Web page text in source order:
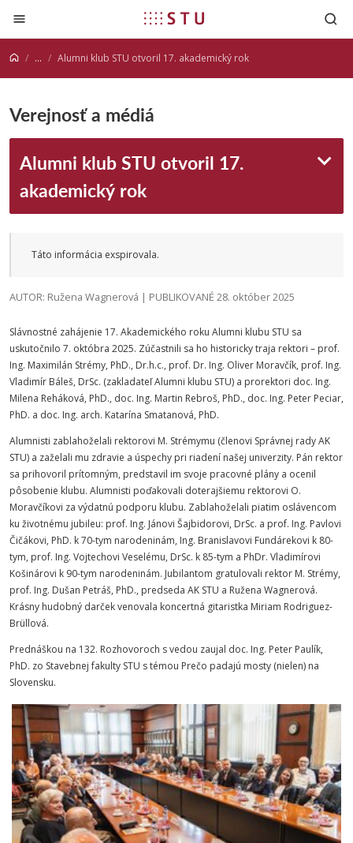
Prejsť na obsah
... Alumni klub STU otvoril 17. akademický rok
Verejnosť a médiá
Alumni klub STU otvoril 17.
akademický rok
Táto informácia exspirovala.
AUTOR: Ružena Wagnerová | PUBLIKOVANÉ 28. október 2025
Slávnostné zahájenie 17. Akademického roku Alumni klubu STU sa
uskutočnilo 7. októbra 2025. Zúčastnili sa ho historicky traja rektori – prof.
Ing. Maximilán Strémy, PhD., Dr.h.c., prof. Dr. Ing. Oliver Moravčík, prof. Ing.
Vladimír Báleš, DrSc. (zakladateľ Alumni klubu STU) a prorektori doc. Ing.
Milena Reháková, PhD., doc. Ing. Martin Rebroš, PhD., doc. Ing. Peter Peciar,
PhD. a doc. Ing. arch. Katarína Smatanová, PhD.
Alumnisti zablahoželali rektorovi M. Strémymu (členovi Správnej rady AK
STU) a zaželali mu zdravie a úspechy pri riadení našej univerzity. Pán rektor
sa prihovoril prítomným, predstavil im svoje pracovné plány a ocenil
pôsobenie klubu. Alumnisti poďakovali doterajšiemu rektorovi O.
Moravčíkovi za výdatnú podporu klubu. Zablahoželali piatim oslávencom
ku životnému jubileu: prof. Ing. Jánovi Šajbidorovi, DrSc. a prof. Ing. Pavlovi
Čičákovi, PhD. k 70-tym narodeninám, Ing. Branislavovi Fundárekovi k 80-
tym, prof. Ing. Vojtechovi Veselému, DrSc. k 85-tym a PhDr. Vladimírovi
Košinárovi k 90-tym narodeninám. Jubilantom gratulovali rektor M. Strémy,
prof. Ing. Dušan Petráš, PhD., predseda AK STU a Ružena Wagnerová.
Krásny hudobný darček venovala koncertná gitaristka Miriam Rodriguez-
Brüllová.
Prednáškou na 132. Rozhovoroch s vedou zaujal doc. Ing. Peter Paulík,
PhD. zo Stavebnej fakulty STU s témou Prečo padajú mosty (nielen) na
Slovensku.